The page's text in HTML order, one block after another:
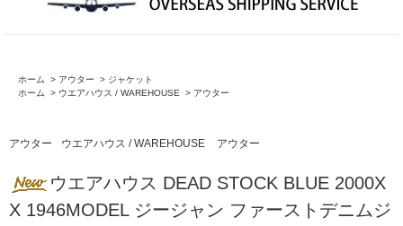
ホーム > アウター > ジャケット
ホーム
> ウエアハウス / WAREHOUSE > アウター
アウター ウエアハウス / WAREHOUSE アウター
ウエアハウス DEAD STOCK BLUE 2000X
X 1946MODEL ジージャン ファーストデニムジ